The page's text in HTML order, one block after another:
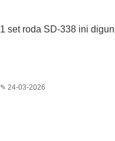
1 set roda SD-338 ini
✎ 24-03-2026